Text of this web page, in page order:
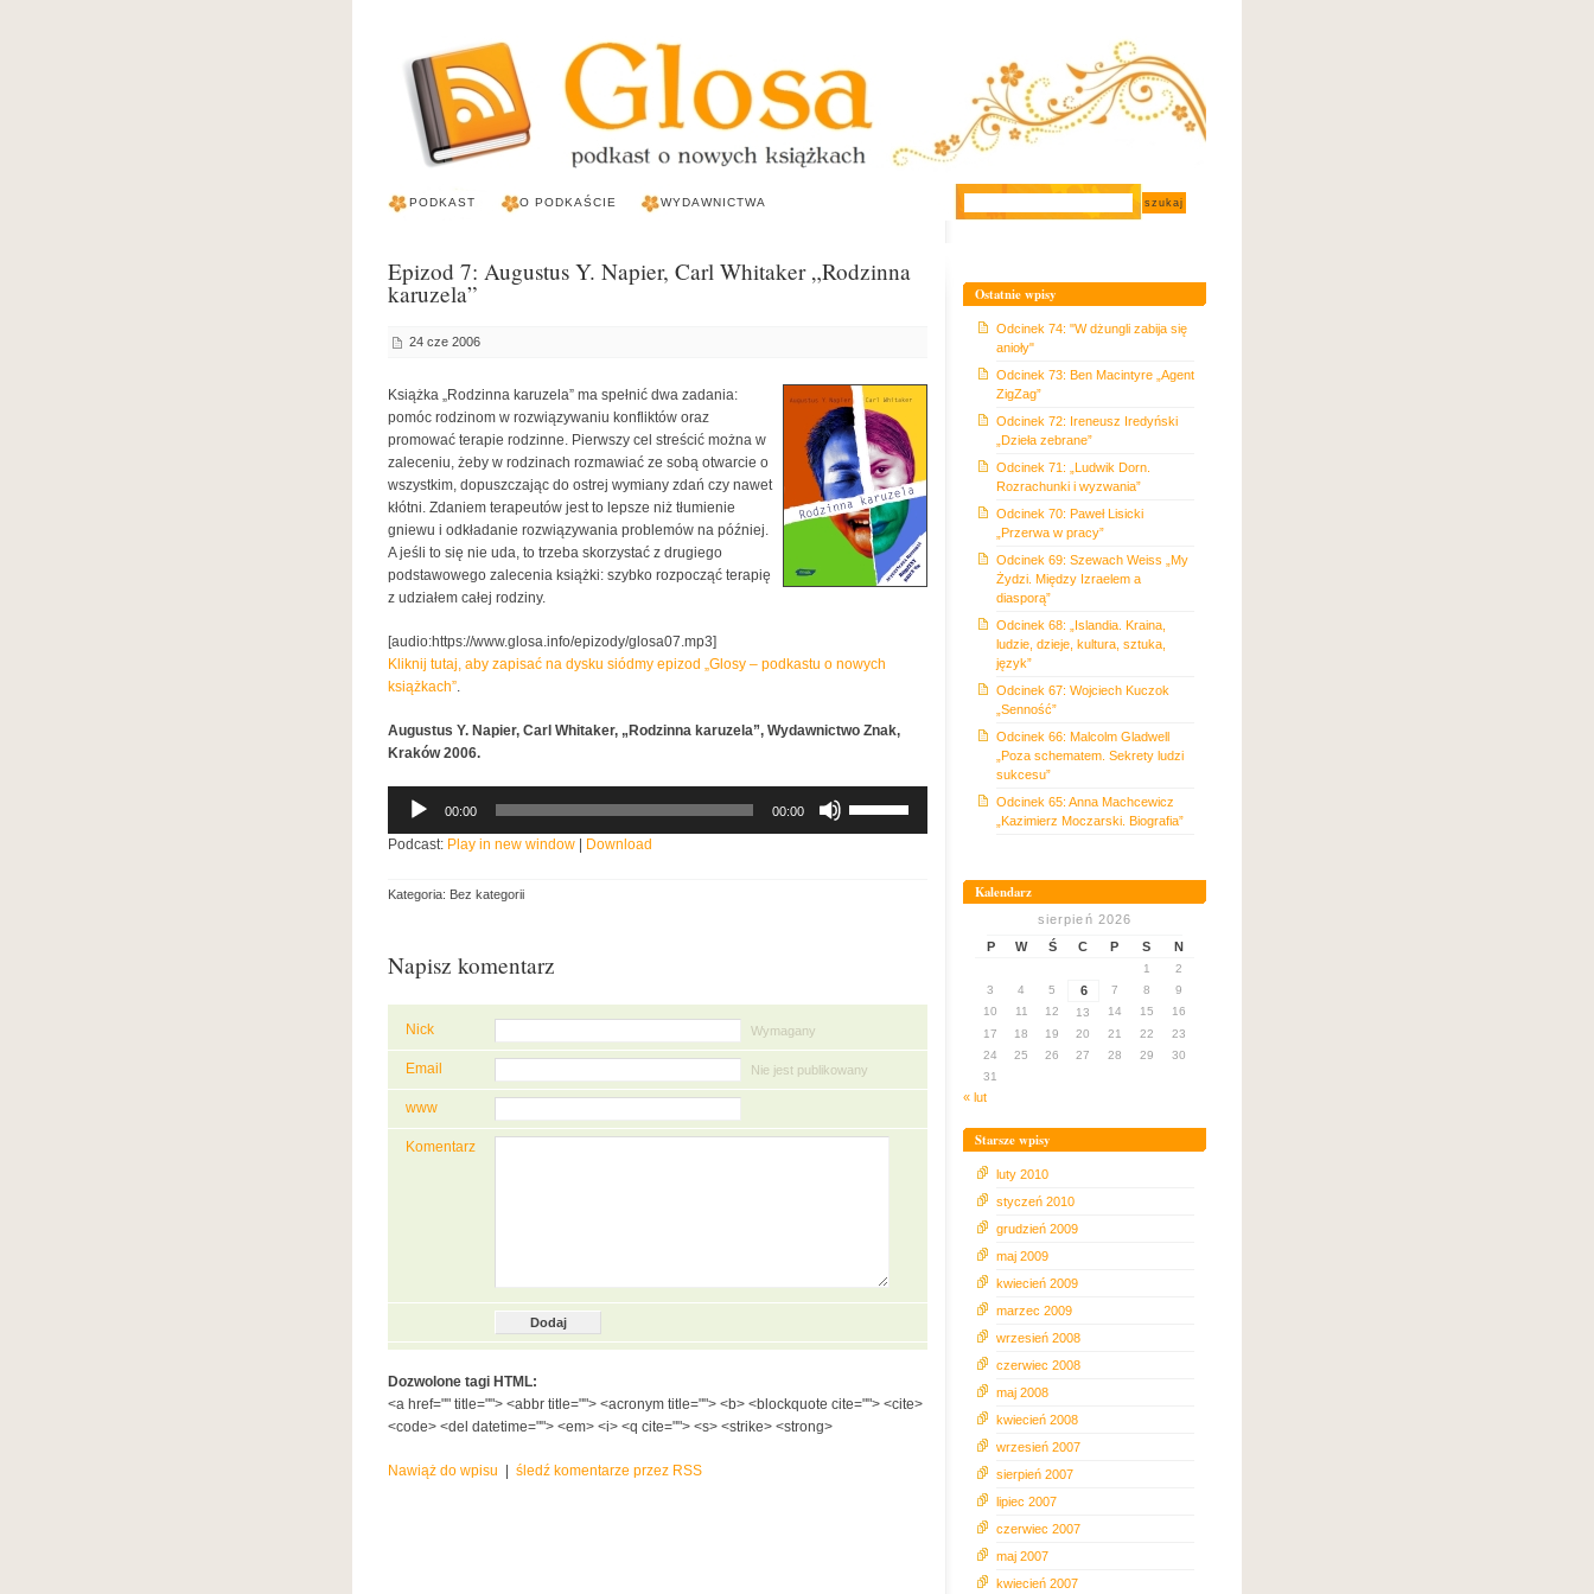
PODKAST O PODKAŚCIE WYDAWNICTWA
Epizod 7: Augustus Y. Napier, Carl Whitaker „Rodzinna
karuzela”
24 cze 2006
Książka „Rodzinna karuzela” ma spełnić dwa zadania:
pomóc rodzinom w rozwiązywaniu konfliktów oraz
promować terapie rodzinne. Pierwszy cel streścić można w
zaleceniu, żeby w rodzinach rozmawiać ze sobą otwarcie o
wszystkim, dopuszczając do ostrej wymiany zdań czy nawet
kłótni. Zdaniem terapeutów jest to lepsze niż tłumienie
gniewu i odkładanie rozwiązywania problemów na później.
A jeśli to się nie uda, to trzeba skorzystać z drugiego
podstawowego zalecenia książki: szybko rozpocząć terapię
z udziałem całej rodziny.
[audio:https://www.glosa.info/epizody/glosa07.mp3]
Kliknij tutaj, aby zapisać na dysku siódmy epizod „Glosy – podkastu o nowych
książkach”.
Augustus Y. Napier, Carl Whitaker, „Rodzinna karuzela”, Wydawnictwo Znak,
Kraków 2006.
Odtwarzacz
plików
dźwiękowych
00:00 00:00
strzałek
Podcast: Play in new window Download
Kategoria: Bez kategorii
Napisz komentarz
Nick Wymagany
Email Nie jest publikowany
www
Komentarz
Dozwolone tagi HTML:
<a href="" title=""> <abbr title=""> <acronym title=""> <b> <blockquote cite=""> <cite>
<code> <del datetime=""> <em> <i> <q cite=""> <s> <strike> <strong>
Nawiąż do wpisu śledź komentarze przez RSS
Ostatnie wpisy
Odcinek 74: "W dżungli zabija się
anioły"
Odcinek 73: Ben Macintyre „Agent
ZigZag”
Odcinek 72: Ireneusz Iredyński
„Dzieła zebrane”
Odcinek 71: „Ludwik Dorn.
Rozrachunki i wyzwania”
Odcinek 70: Paweł Lisicki
„Przerwa w pracy”
Odcinek 69: Szewach Weiss „My
Żydzi. Między Izraelem a
diasporą”
Odcinek 68: „Islandia. Kraina,
ludzie, dzieje, kultura, sztuka,
język”
Odcinek 67: Wojciech Kuczok
„Senność”
Odcinek 66: Malcolm Gladwell
„Poza schematem. Sekrety ludzi
sukcesu”
Odcinek 65: Anna Machcewicz
„Kazimierz Moczarski. Biografia”
Kalendarz
sierpień 2026
P
W Ś C P S N
1
2
3
4 5 6 7 8
9
10
11 12 13 14 15
16
17
18 19 20 21 22
23
24
25 26 27 28 29
30
31
« lut
Starsze wpisy
luty 2010
styczeń 2010
grudzień 2009
maj 2009
kwiecień 2009
marzec 2009
wrzesień 2008
czerwiec 2008
maj 2008
kwiecień 2008
wrzesień 2007
sierpień 2007
lipiec 2007
czerwiec 2007
maj 2007
kwiecień 2007